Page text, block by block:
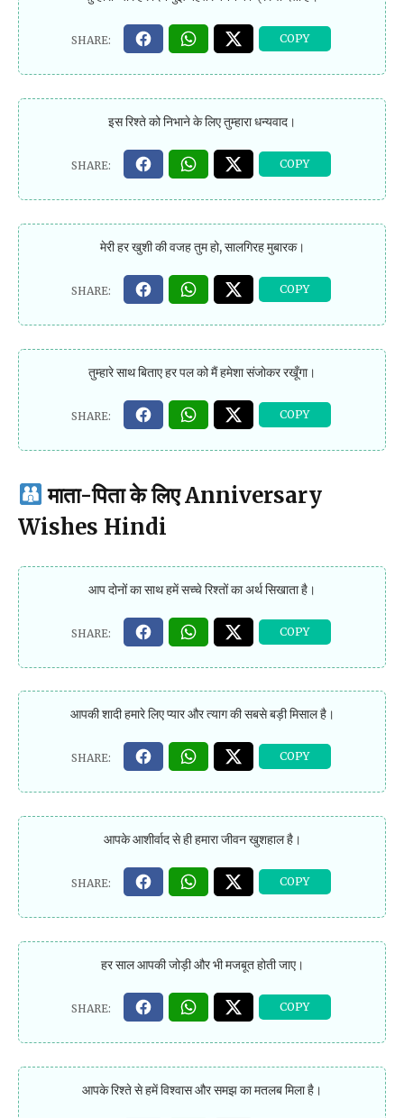
इस रिश्ते को निभाने के लिए तुम्हारा धन्यवाद।
मेरी हर खुशी की वजह तुम हो, सालगिरह मुबारक।
तुम्हारे साथ बिताए हर पल को मैं हमेशा संजोकर रखूँगा।
माता-पिता के लिए Anniversary
Wishes Hindi
आप दोनों का साथ हमें सच्चे रिश्तों का अर्थ सिखाता है।
आपकी शादी हमारे लिए प्यार और त्याग की सबसे बड़ी मिसाल है।
आपके आशीर्वाद से ही हमारा जीवन खुशहाल है।
हर साल आपकी जोड़ी और भी मजबूत होती जाए।
आपके रिश्ते से हमें विश्वास और समझ का मतलब मिला है।